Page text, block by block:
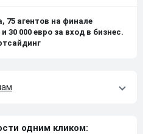
75 агентов на финале
30 000 евро за вход в бизнес.
одним кликом: